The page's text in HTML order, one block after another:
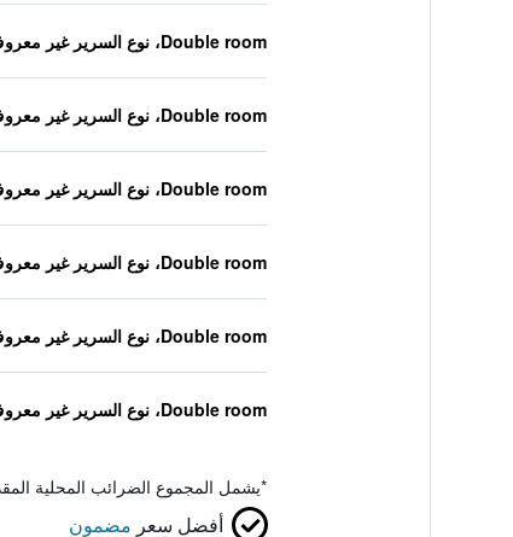
Double room، نوع السرير غير معروف
Double room، نوع السرير غير معروف
Double room، نوع السرير غير معروف
Double room، نوع السرير غير معروف
Double room، نوع السرير غير معروف
Double room، نوع السرير غير معروف
*يشمل المجموع الضرائب المحلية
أفضل سعر مضمون